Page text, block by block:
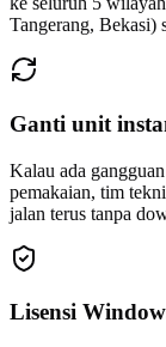
Tangerang, Bekasi)
Ganti unit
Kalau ada
pemakaian, tim
jalan terus tanpa
Lisensi